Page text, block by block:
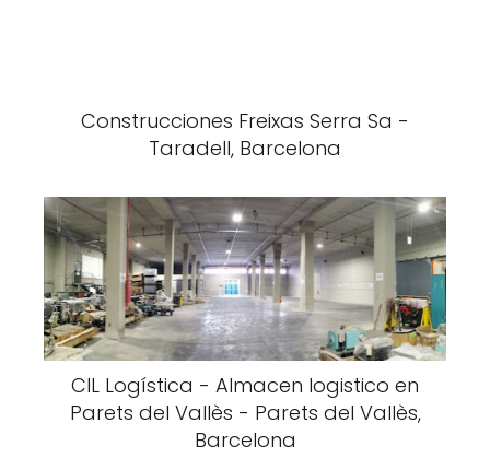
Construcciones Freixas Serra Sa -
Taradell, Barcelona
CIL Logística - Almacen logistico en
Parets del Vallès - Parets del Vallès,
Barcelona